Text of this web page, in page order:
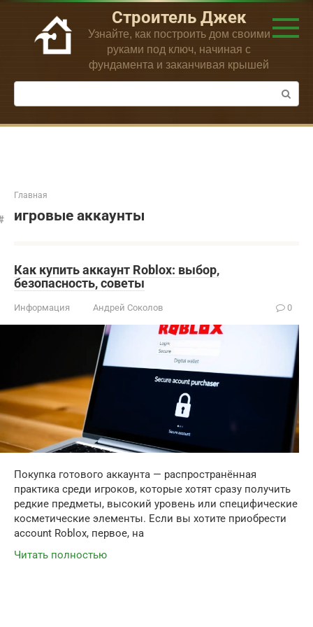
Перейти
контенту
Строитель Джек
Узнайте, как построить дом своими
руками под ключ, начиная с
фундамента и заканчивая крышей
Поиск:
Главная
игровые аккаунты
Как купить аккаунт Roblox: выбор,
безопасность, советы
Информация Андрей Соколов 0
Покупка готового аккаунта — распространённая
практика среди игроков, которые хотят сразу получить
редкие предметы, высокий уровень или специфические
косметические элементы. Если вы хотите приобрести
account Roblox, первое, на
Читать полностью